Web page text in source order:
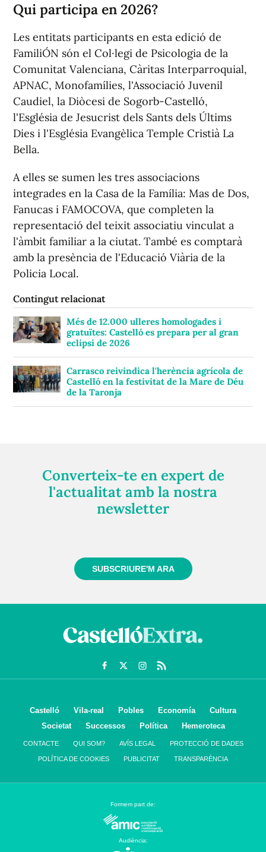
Qui participa en 2026?
Les entitats participants en esta edició de
FamiliÓN són el Col·legi de Psicologia de la
Comunitat Valenciana, Càritas Interparroquial,
APNAC, Monofamílies, l'Associació Juvenil
Caudiel, la Diòcesi de Sogorb-Castelló,
l'Església de Jesucrist dels Sants dels Últims
Dies i l'Església Evangèlica Temple Cristià La
Bella.
A elles se sumen les tres associacions
integrades en la Casa de la Família: Mas de Dos,
Fanucas i FAMOCOVA, que completen la
representació del teixit associatiu vinculat a
l'àmbit familiar a la ciutat. També es comptarà
amb la presència de l'Educació Viària de la
Policia Local.
Contingut relacionat
Més de 12.000 ulleres homologades i
gratuïtes: Castelló es prepara per al gran
eclipsi de 2026
Carrasco reivindica l'herència agrícola de
Castelló en la festivitat de la Mare de Déu
de la Taronja
Converteix-te en expert de
l'actualitat amb la nostra
newsletter
SUBSCRIURE'M ARA
Castelló Vila-real Pobles Economía
Cultura
Societat
Successos Política Hemeroteca
CONTACTE QUI SOM? AVÍS LEGAL PROTECCIÓ DE DADES
POLÍTICA DE COOKIES PUBLICITAT TRANSPARÈNCIA
Formem part de:
Audiència: